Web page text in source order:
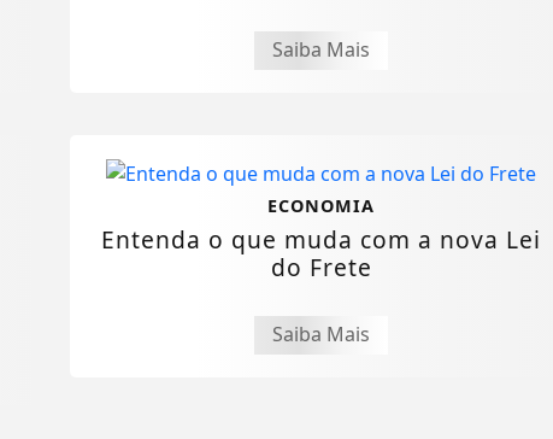
Saiba Mais
ECONOMIA
Entenda o que muda com a nova Lei
do Frete
Saiba Mais